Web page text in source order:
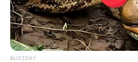
BUZZDAY